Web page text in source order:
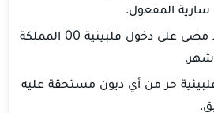
سارية المفعول.
ينبغي أن تكون قد مضى على دخول فلبينية 00 المملكة
حر من أي ديون مستحقة عليه